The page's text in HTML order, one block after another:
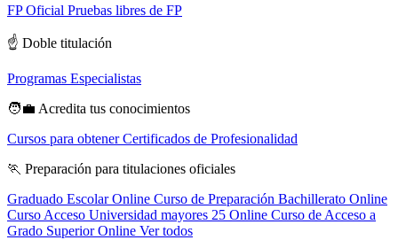
FP Oficial Pruebas libres de FP
☝️ Doble titulación
Programas Especialistas
🧑‍💼 Acredita tus conocimientos
Cursos para obtener Certificados de Profesionalidad
🏃 Preparación para titulaciones oficiales
Graduado Escolar Online Curso de Preparación Bachillerato Online
Curso Acceso Universidad mayores 25 Online Curso de Acceso a
Grado Superior Online Ver todos